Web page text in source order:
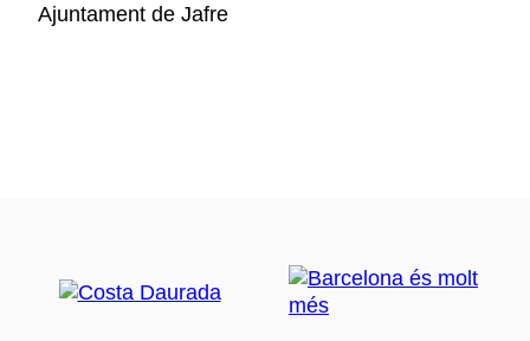
Ajuntament de Jafre